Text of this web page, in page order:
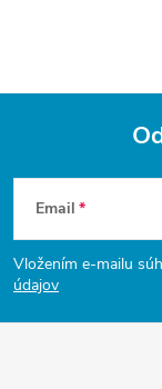
e
Email
Vložením e-mailu
údajov